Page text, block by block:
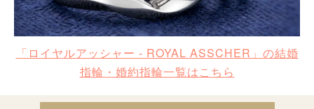
「ロイヤルアッシャー - ROYAL ASSCHER」の結婚
指輪・婚約指輪一覧はこちら